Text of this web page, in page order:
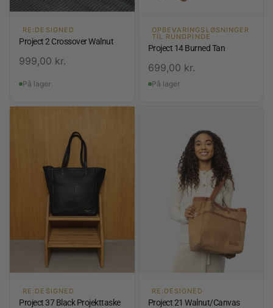
RE:DESIGNED
Project 2 Crossover Walnut
999,00 kr.
På lager
OPBEVARINGSLØSNINGER
TIL RUNDPINDE
Project 14 Burned Tan
699,00 kr.
På lager
RE:DESIGNED
Project 37 Black Projekttaske
RE:DESIGNED
Project 21 Walnut/Canvas